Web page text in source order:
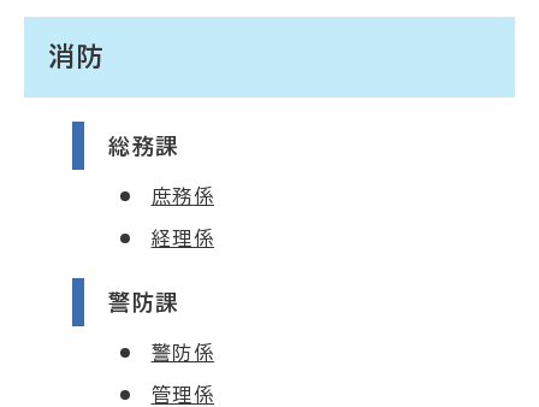
消防
総務課
庶務係
経理係
警防課
警防係
管理係